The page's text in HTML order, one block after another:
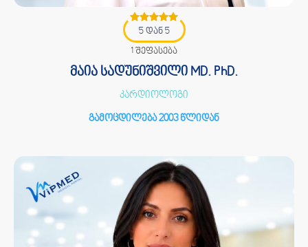
5 დან 5
1 შეფასება
მაია სადუნიშვილი MD. PhD.
კარდიოლოგი
გამოცდილება 2003 წლიდან